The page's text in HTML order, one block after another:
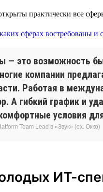
практически все
это возможность
компании
Работая в
А гибкий график и
условия
Team Lead в «Звук» (ex. Окко)
ИТ-